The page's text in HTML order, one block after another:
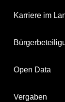
Karriere im
Open Data
Vergaben